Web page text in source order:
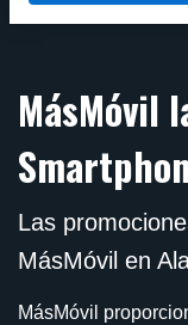
MásMóvil
Las
MásMóvil en
MásMóvil